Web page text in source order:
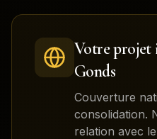
Votre projet
Gonds
Couverture
consolidation.
relation avec